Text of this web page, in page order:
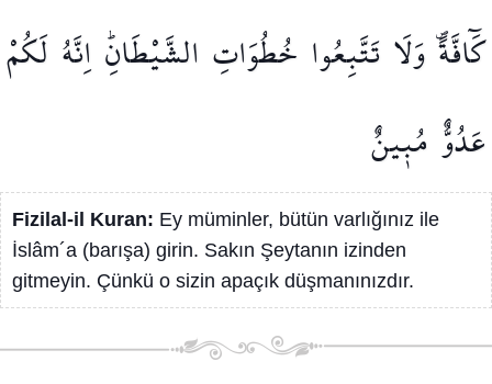
كَٓافَّةًۖوَلَا تَتَّبِعُوا خُطُوَاتِ الشَّيْطَانِۜاِنَّهُ لَكُمْ
عَدُوٌّ مُب۪ينٌ
Fizilal-il Kuran: Ey müminler, bütün varlığınız ile
İslâm´a (barışa) girin. Sakın Şeytanın izinden
gitmeyin. Çünkü o sizin apaçık düşmanınızdır.